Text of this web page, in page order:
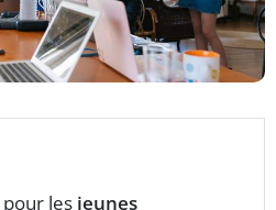
pour les jeunes